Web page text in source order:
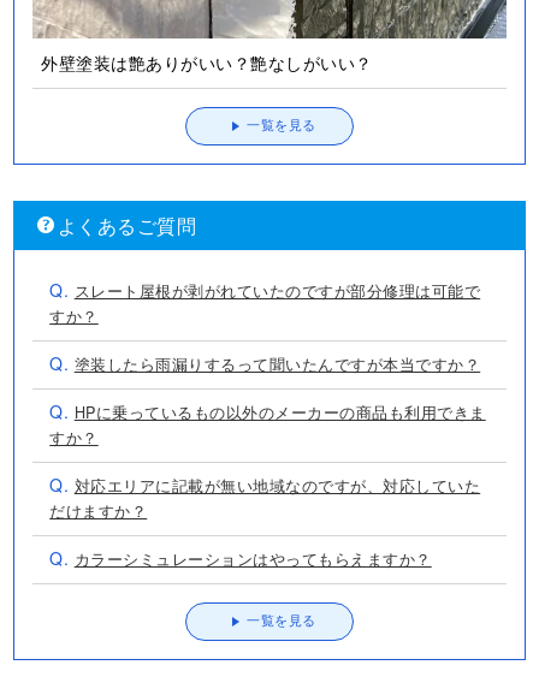
外壁塗装は艶ありがいい？艶なしがいい？
一覧を見る
よくあるご質問
Q. スレート屋根が剥がれていたのですが部分修理は可能で
すか？
Q. 塗装したら雨漏りするって聞いたんですが本当ですか？
Q. HPに乗っているもの以外のメーカーの商品も利用できま
すか？
Q. 対応エリアに記載が無い地域なのですが、対応していた
だけますか？
Q. カラーシミュレーションはやってもらえますか？
一覧を見る